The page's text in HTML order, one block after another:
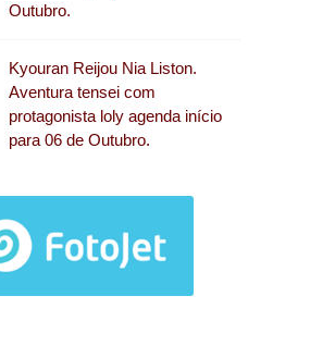
Outubro.
Kyouran Reijou Nia Liston.
Aventura tensei com
protagonista loly agenda início
para 06 de Outubro.